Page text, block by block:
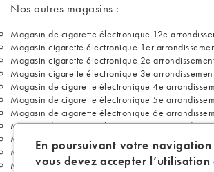
Nos autres magasins :
Magasin de cigarette électronique 12e
Magasin cigarette électronique 1er
Magasin cigarette électronique 2e
Magasin cigarette électronique 3e
Magasin de cigarette électronique 4e
Magasin de cigarette électronique 5e
Magasin de cigarette électronique 6e
Magasin de cigarette électronique 7e
Magasin de cigarette électronique 9e
Magasin de cigarette électronique 10e
Magasin de cigarette électronique 11e
En poursuivant votre navigation
vous devez accepter